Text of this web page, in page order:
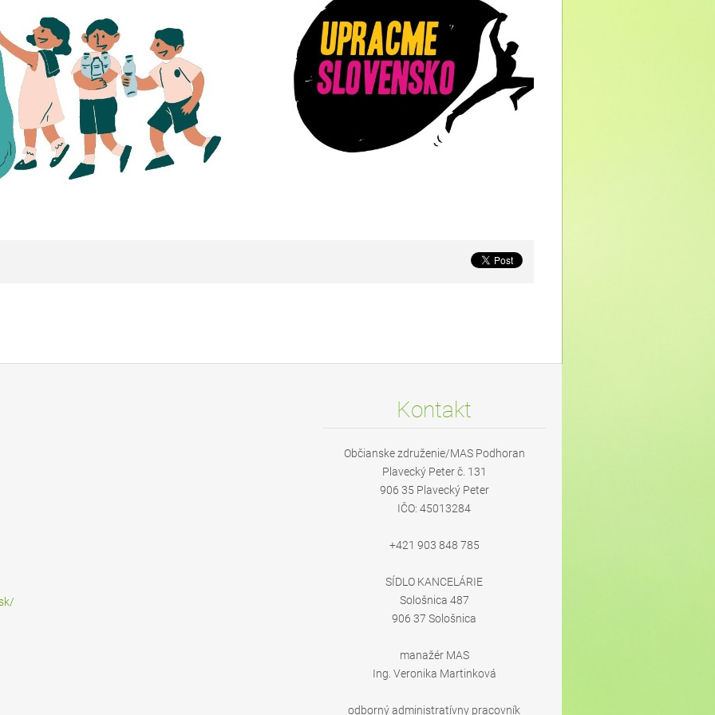
Kontakt
Občianske združenie/MAS Podhoran
Plavecký Peter č. 131
906 35 Plavecký Peter
IČO: 45013284
+421 903 848 785
SÍDLO KANCELÁRIE
Sološnica 487
906 37 Sološnica
manažér MAS
Ing. Veronika Martinková
odborný administratívny pracovník